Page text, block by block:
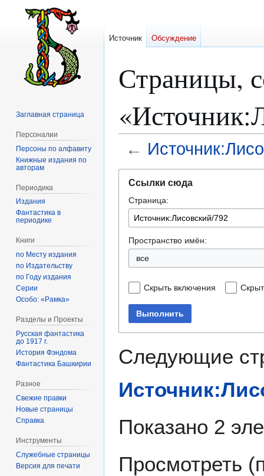
Страницы,
←
навигации
поиску
Ссылки сюда
Страница:
Пространство имён:
все
Скрыть включения
Выполнить
Следующие
Показано 2
Просмотреть (
Источник Обсуждение
Заглавная страница
Персоналии
Персоны по алфавиту
Книжные издания по
авторам
Периодика
Издания
Фантастика в
периодике
Книги
по Месту издания
по Издательству
по Году издания
Серии
Особо: «Рамка»
Разделы и Проекты
Русская фантастика
до 1917 г.
История Фэндома
Фантастика Башкирии
Разное
Свежие правки
Новые страницы
Справка
Инструменты
Служебные страницы
Версия для печати